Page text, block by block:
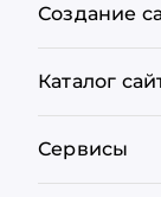
Создание
Каталог
Сервисы